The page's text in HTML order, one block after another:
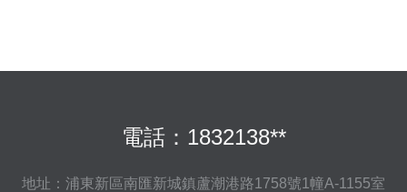
電話：1832138**
地址：浦東新區南匯新城鎮蘆潮港路1758號1幢A-1155室